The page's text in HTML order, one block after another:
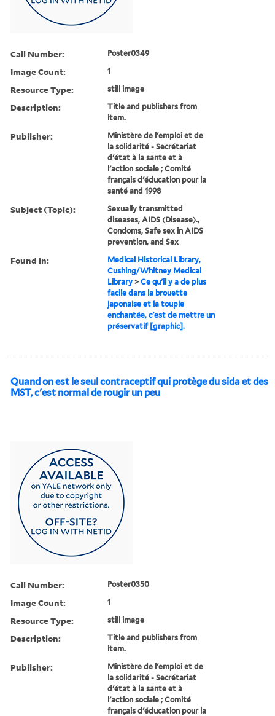
Call Number: Poster0349
Image Count: 1
Resource Type: still image
Description:
Title and publishers from
item.
Publisher:
Ministère de l'emploi et de
la solidarité - Secrétariat
d'état à la sante et à
l'action sociale ; Comité
français d'éducation pour la
santé and 1998
Subject (Topic):
Sexually transmitted
diseases, AIDS (Disease).,
Condoms, Safe sex in AIDS
prevention, and Sex
Found in:
Medical Historical Library,
Cushing/Whitney Medical
Library >Ce qu'il y a de plus
facile dans la brouette
japonaise et la toupie
enchantée, c'est de mettre un
préservatif [graphic].
Quand on est le seul contraceptif qui protège du sida et des
MST, c'est normal de rougir un peu
Call Number: Poster0350
Image Count: 1
Resource Type: still image
Description:
Title and publishers from
item.
Publisher:
Ministère de l'emploi et de
la solidarité - Secrétariat
d'état à la sante et à
l'action sociale ; Comité
français d'éducation pour la